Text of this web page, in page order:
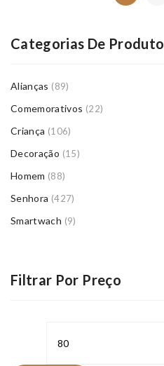
Categorias De Produto
Alianças (89)
Comemorativos (22)
Criança (106)
Decoração (15)
Homem (88)
Senhora (427)
Smartwach (9)
Filtrar Por Preço